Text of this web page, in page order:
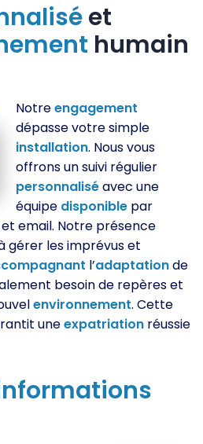
et
humain
Notreengagement
dépasse votre simple
installation. Nous vous
offrons un suivi régulier
personnaliséavec une
équipe disponible par
email. Notre présence
gérer les imprévus et
l’adaptationde
besoin de repères et
environnement. Cette
uneexpatriation réussie